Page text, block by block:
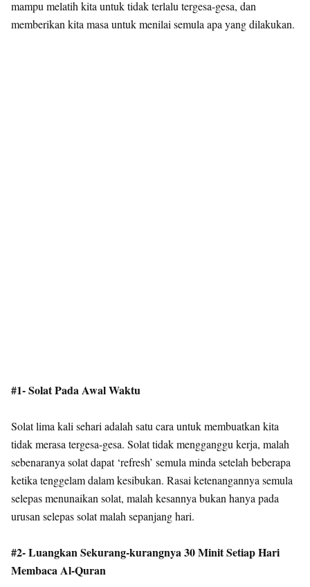
mampu melatih kita untuk tidak terlalu tergesa-gesa, dan
memberikan kita masa untuk menilai semula apa yang dilakukan.
#1- Solat Pada Awal Waktu
Solat lima kali sehari adalah satu cara untuk membuatkan kita
tidak merasa tergesa-gesa. Solat tidak mengganggu kerja, malah
sebenaranya solat dapat ‘refresh’ semula minda setelah beberapa
ketika tenggelam dalam kesibukan. Rasai ketenangannya semula
selepas menunaikan solat, malah kesannya bukan hanya pada
urusan selepas solat malah sepanjang hari.
#2- Luangkan Sekurang-kurangnya 30 Minit Setiap Hari
Membaca Al-Quran